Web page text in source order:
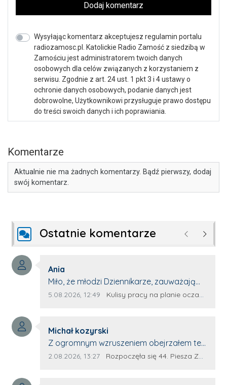
Dodaj komentarz
Wysyłając komentarz akceptujesz regulamin portalu
radiozamosc.pl. Katolickie Radio Zamość z siedzibą w
Zamościu jest administratorem twoich danych
osobowych dla celów związanych z korzystaniem z
serwisu. Zgodnie z art. 24 ust. 1 pkt 3 i 4 ustawy o
ochronie danych osobowych, podanie danych jest
dobrowolne, Użytkownikowi przysługuje prawo dostępu
do treści swoich danych i ich poprawiania.
Komentarze
Aktualnie nie ma żadnych komentarzy. Bądź pierwszy, dodaj
swój komentarz.
Ostatnie komentarze Poprzednie
Autor komentarza:
Ania
Treść komentarza:
Miło, że młodzi Dziennikarze, zauważają
młode talenty, które dopiero wkraczają
z nim wywiad, który przeprowadzi Pan
Artur.
Data dodania komentarza:
5.08.2026, 12:49 Źródło komentarza:
Kulisy pracy na planie oczami młodego filmowca
Autor komentarza:
Michał kozyrski
Treść komentarza:
Z ogromnym wzruszeniem obejrzałem ten
materiał. ❤️ Jestem naprawdę dumny z
Data dodania komentarza:
2.08.2026, 13:27 Źródło komentarza:
Rozpoczęła się 44. Piesza Zamojsko-Lubaczowska Pielgrzymka na Jasną Górę!